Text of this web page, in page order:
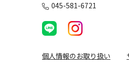
045-581-6721
個人情報のお取り扱い